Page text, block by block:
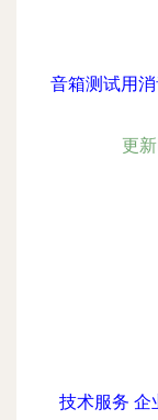
音箱测试用
更
技术服务 企